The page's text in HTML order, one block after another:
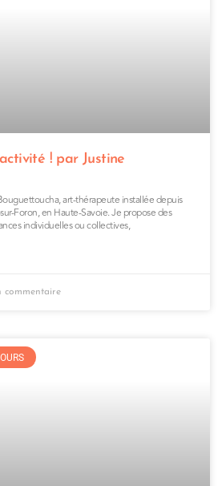
! par Justine
art-thérapeute installée depuis
Foron, en Haute-Savoie. Je propose des
individuelles ou collectives,
commentaire